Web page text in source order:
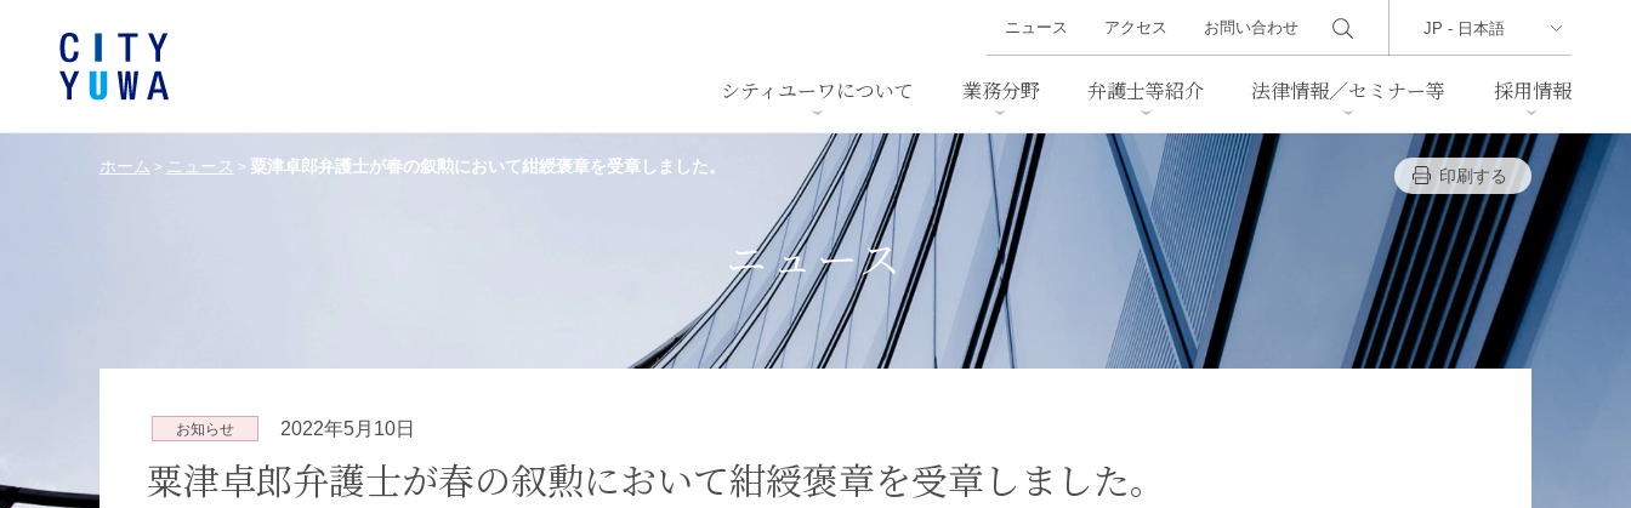
シティユーワについて
沿革 アクセス
業務分野
M&A 事業再生・倒産
労働法 国際取引 通商法・経済安全保障
環境法 海事 中国法務
エネルギー・資源 ライフサイエンス・製薬 消費者向けサービス
弁護士等紹介 法律情報／セミナー等
セミナー/講演等 ニューズレター 判例紹介
法律用語集
採用情報
スタッフ採用
ニュース アクセス お問い合わせ
ホーム > ニュース > 粟津卓郎弁護士が春の叙勲において紺綬褒章を受章しました。 印刷する
ニュース
お知らせ 2022年5月10日
粟津卓郎弁護士が春の叙勲において紺綬褒章を受章しました。